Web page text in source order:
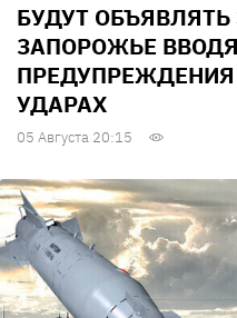
БУДУТ
ЗАПОРОЖЬЕ
УДАРАХ
05 Августа 20:15